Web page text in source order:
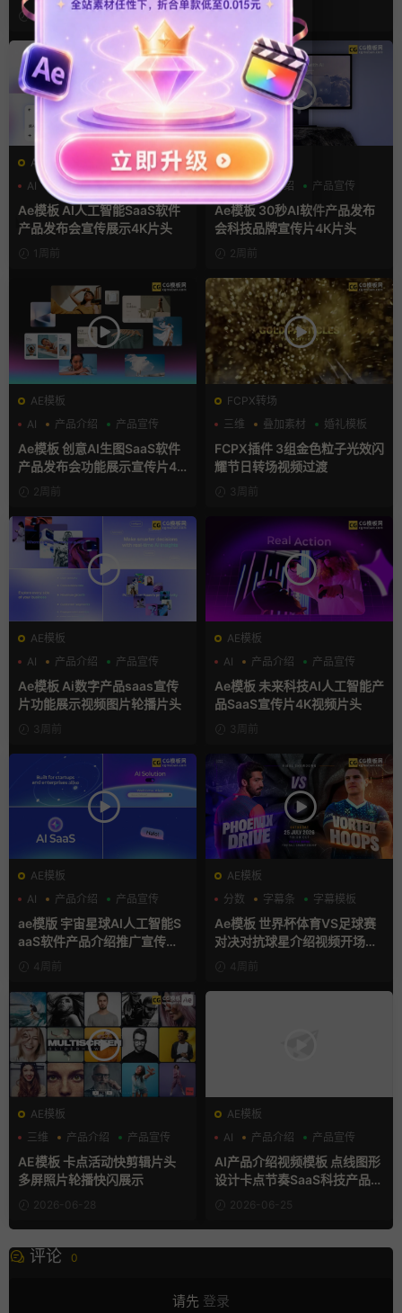
2天前 宣传视频AE模板
AE模板
AI
产品介绍 产品宣传
Ae模板 AI人工智能SaaS软件
产品发布会宣传展示4K片头
1周前
AE模板
AI
产品介绍 产品宣传
Ae模板 30秒AI软件产品发布
会科技品牌宣传片4K片头
2周前
AE模板
AI
产品介绍 产品宣传
Ae模板 创意AI生图SaaS软件
产品发布会功能展示宣传片4K
片头2周前
FCPX转场
三维
叠加素材 婚礼模板
FCPX插件 3组金色粒子光效闪
耀节日转场视频过渡
3周前
AE模板
AI
产品介绍 产品宣传
Ae模板 Ai数字产品saas宣传
片功能展示视频图片轮播片头
3周前
AE模板
AI
产品介绍 产品宣传
Ae模板 未来科技AI人工智能产
品SaaS宣传片4K视频片头
3周前
AE模板
AI
产品介绍 产品宣传
ae模版 宇宙星球AI人工智能S
aaS软件产品介绍推广宣传片A
e模板
4周前
AE模板
分数
字幕条 字幕模板
Ae模板 世界杯体育VS足球赛
对决对抗球星介绍视频开场片
4周前
AE模板
三维
产品介绍 产品宣传
AE模板 卡点活动快剪辑片头
多屏照片轮播快闪展示
2026-06-28
AE模板
AI
产品介绍 产品宣传
AI产品介绍视频模板 点线图形
设计卡点节奏SaaS科技产品宣
2026-06-25
评论 0
请先 登录